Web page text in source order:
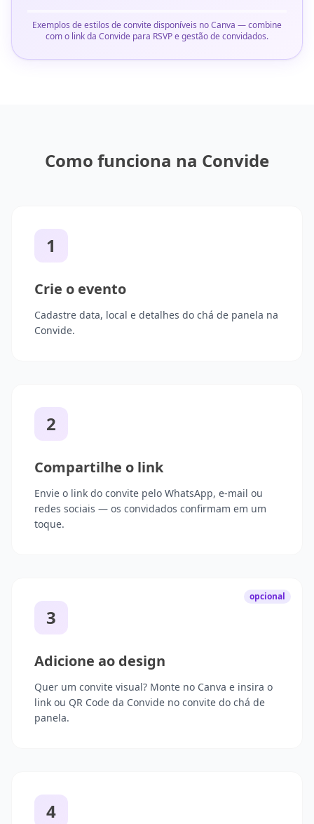
Exemplos de estilos de convite disponíveis no Canva — combine
com o link da Convide para RSVP e gestão de convidados.
Como funciona na Convide
1
Crie o evento
Cadastre data, local e detalhes do chá de panela na
Convide.
2
Compartilhe o link
Envie o link do convite pelo WhatsApp, e-mail ou
redes sociais — os convidados confirmam em um
toque.
opcional
3
Adicione ao design
Quer um convite visual? Monte no Canva e insira o
link ou QR Code da Convide no convite do chá de
panela.
4